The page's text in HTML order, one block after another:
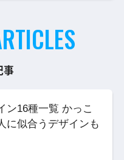
事
ン16種一覧 かっこ
に似合うデザインも